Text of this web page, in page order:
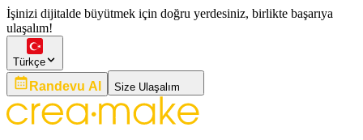
İşinizi dijitalde büyütmek için doğru yerdesiniz, birlikte başarıya
ulaşalım!
Türkçe
Randevu Al Size Ulaşalım